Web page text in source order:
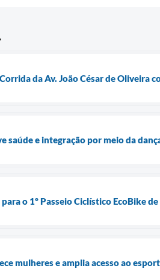
da Av. João César de Oliveira
saúde e integração por meio da
o 1º Passeio Ciclístico EcoBike
mulheres e amplia acesso ao